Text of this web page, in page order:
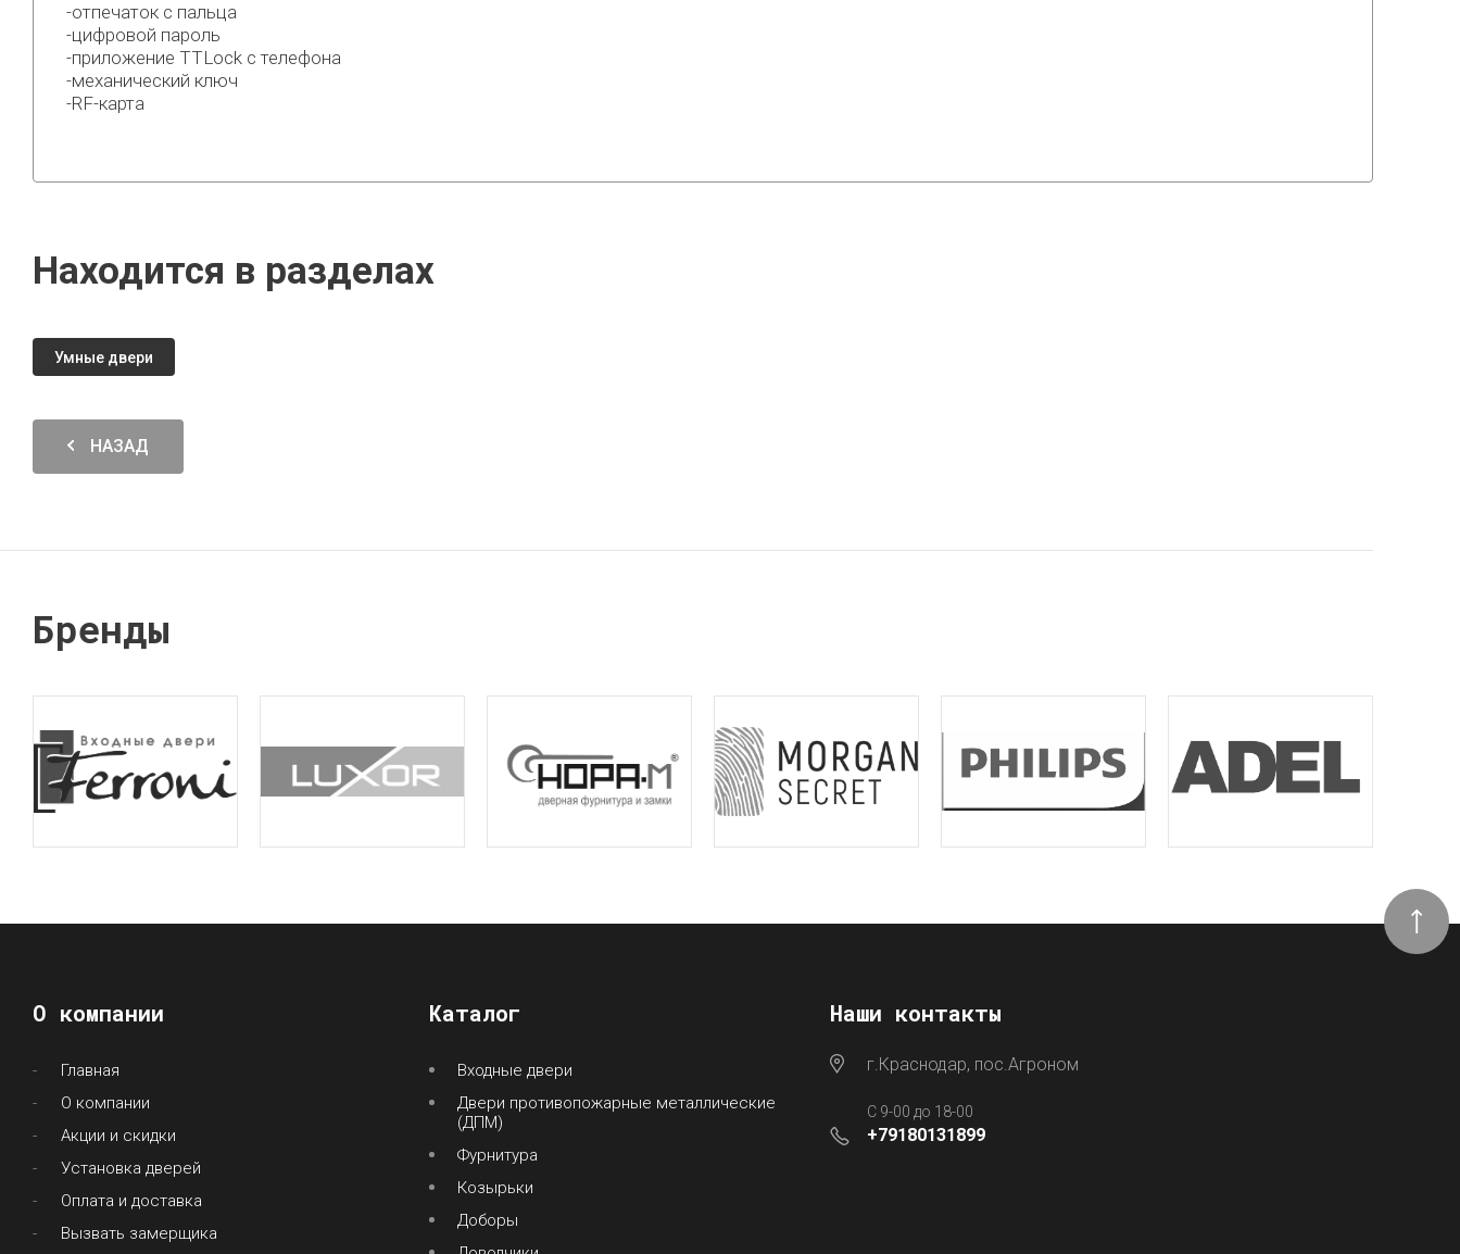
-отпечаток с пальца
-цифровой пароль
-приложение TTLock с телефона
-механический ключ
-RF-карта
Находится в разделах
Умные двери
НАЗАД
Бренды
О компании
Главная
О компании
Акции и скидки
Установка дверей
Оплата и доставка
Вызвать замерщика
Каталог
Входные двери
Двери противопожарные металлические
(ДПМ)
Фурнитура
Козырьки
Доборы
Наши контакты
г.Краснодар, пос.Агроном
С 9-00 до 18-00
+79180131899